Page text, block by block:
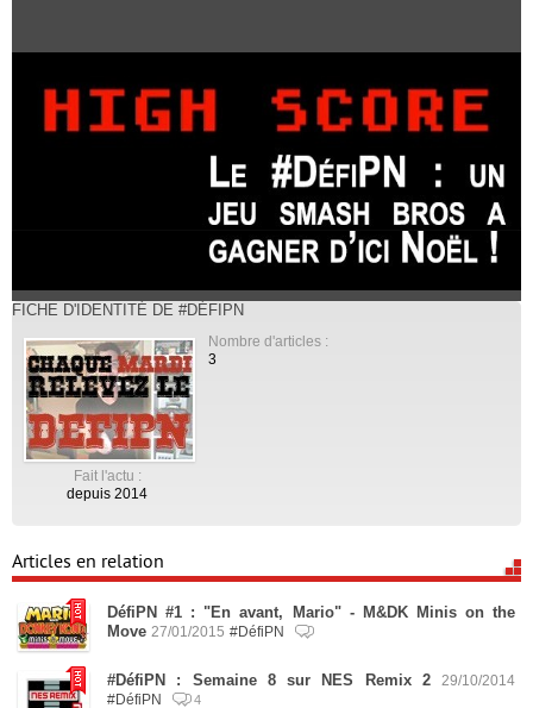
FICHE D'IDENTITÉ DE #DÉFIPN
Fait l'actu :
depuis 2014
Nombre d'articles :
3
Articles en relation
DéfiPN #1 : "En avant, Mario" - M&DK Minis on the
Move 27/01/2015 #DéfiPN
#DéfiPN : Semaine 8 sur NES Remix 2
29/10/2014
#DéfiPN
4